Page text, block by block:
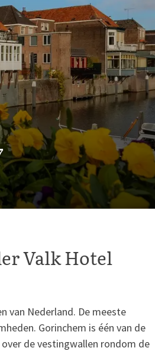
Valk Hotel
van Nederland. De meeste
Gorinchem is één van de
de vestingwallen rondom de